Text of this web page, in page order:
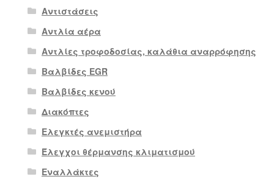
Αντιστάσεις
Αντλία αέρα
Αντλίες τροφοδοσίας, καλάθια αναρρόφησης
Βαλβίδες EGR
Βαλβίδες κενού
Διακόπτες
Ελεγκτές ανεμιστήρα
Έλεγχοι θέρμανσης κλιματισμού
Εναλλάκτες